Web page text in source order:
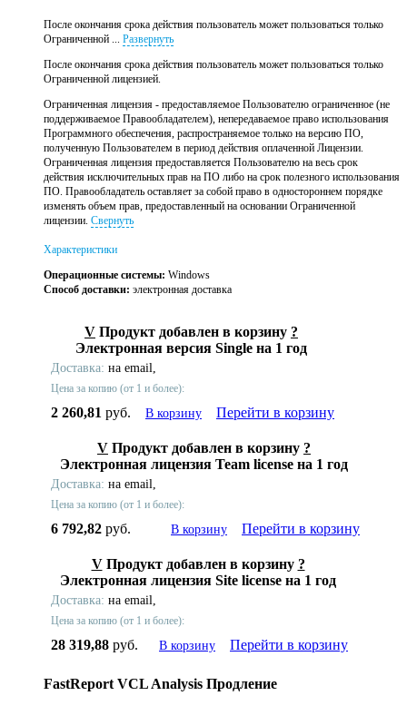
После окончания срока действия пользователь может пользоваться только
Ограниченной ... Развернуть
После окончания срока действия пользователь может пользоваться только
Ограниченной лицензией.
Ограниченная лицензия - предоставляемое Пользователю ограниченное (не
поддерживаемое Правообладателем), непередаваемое право использования
Программного обеспечения, распространяемое только на версию ПО,
полученную Пользователем в период действия оплаченной Лицензии.
Ограниченная лицензия предоставляется Пользователю на весь срок
действия исключительных прав на ПО либо на срок полезного использования
ПО. Правообладатель оставляет за собой право в одностороннем порядке
изменять объем прав, предоставленный на основании Ограниченной
лицензии. Свернуть
Характеристики
Операционные системы: Windows
Способ доставки: электронная доставка
V Продукт добавлен в корзину ?
Электронная версия Single на 1 год
Доставка: на email,
Цена за копию (от 1 и более):
2 260,81 руб. В корзину Перейти в корзину
V Продукт добавлен в корзину ?
Электронная лицензия Team license на 1 год
Доставка: на email,
Цена за копию (от 1 и более):
6 792,82 руб. В корзину Перейти в корзину
V Продукт добавлен в корзину ?
Электронная лицензия Site license на 1 год
Доставка: на email,
Цена за копию (от 1 и более):
28 319,88 руб. В корзину Перейти в корзину
FastReport VCL Analysis Продление